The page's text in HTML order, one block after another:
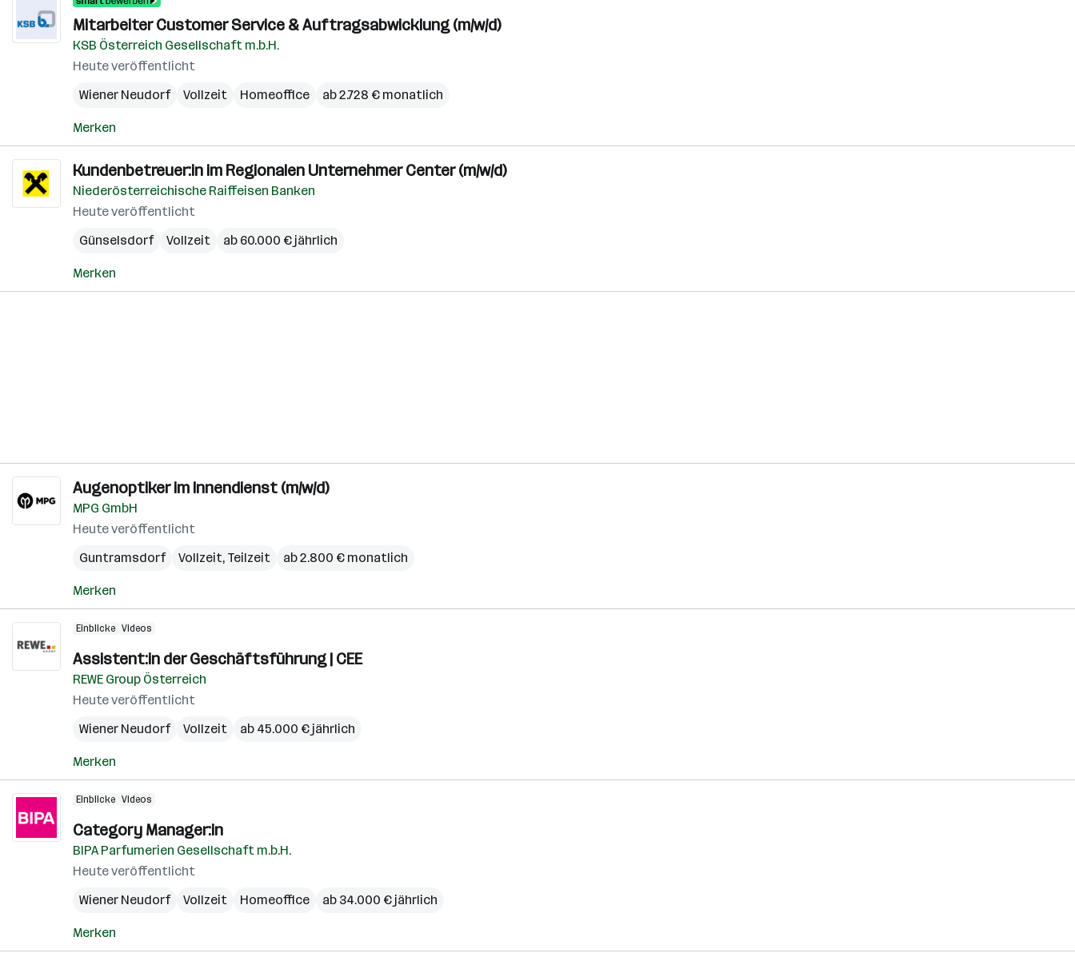
Mitarbeiter Customer Service & Auftragsabwicklung (m/w/d)
KSB Österreich Gesellschaft m.b.H.
Heute veröffentlicht
Wiener Neudorf
Vollzeit Homeoffice ab 2.728 € monatlich
Merken
Kundenbetreuer:in im Regionalen Unternehmer Center (m/w/d)
Niederösterreichische Raiffeisen Banken
Heute veröffentlicht
Günselsdorf
Vollzeit ab 60.000 € jährlich
Merken
Augenoptiker im Innendienst (m/w/d)
MPG GmbH
Heute veröffentlicht
Guntramsdorf
Vollzeit, Teilzeit ab 2.800 € monatlich
Merken
Einblicke Videos
Assistent:in der Geschäftsführung | CEE
REWE Group Österreich
Heute veröffentlicht
Wiener Neudorf
Vollzeit ab 45.000 € jährlich
Merken
Einblicke Videos
Category Manager:in
BIPA Parfumerien Gesellschaft m.b.H.
Heute veröffentlicht
Wiener Neudorf
Vollzeit Homeoffice ab 34.000 € jährlich
Merken